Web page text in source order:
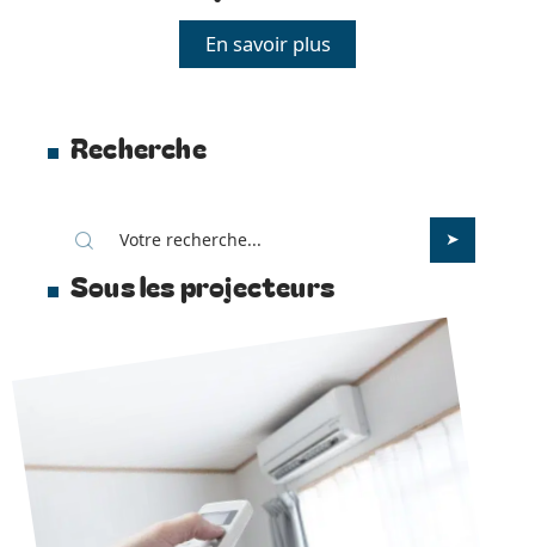
En savoir plus
Recherche
Sous les projecteurs